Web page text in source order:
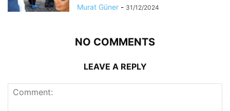
Murat Güner - 31/12/2024
NO COMMENTS
LEAVE A REPLY